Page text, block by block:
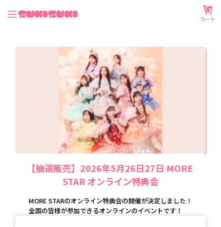
カート
0
【抽選販売】2026年5月26日27日 MORE
STAR オンライン特典会
MORE STARのオンライン特典会の開催が決定しました！
全国の皆様が参加できるオンラインのイベントです！